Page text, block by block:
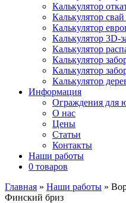
Калькулятор
Калькулятор
Калькулятор
Калькулятор 3D-
Калькулятор
Калькулятор
Калькулятор
Калькулятор
Информация
Ограждения для
О нас
Цены
Статьи
Контакты
Наши работы
0 товаров
Главная » Наши работы »
Финский бриз